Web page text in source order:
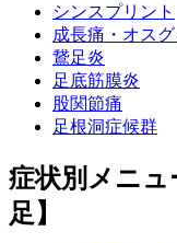
シンスプリント
成長痛・オスグ
鵞足炎
足底筋膜炎
股関節痛
足根洞症候群
症状別メニュ
足】